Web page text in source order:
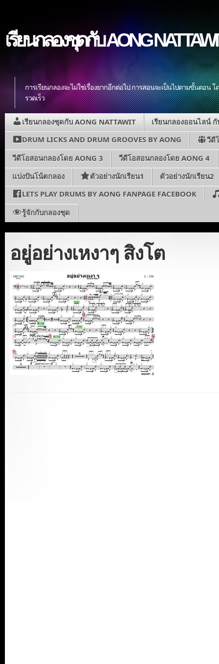
เรียนกลองชุดกับ AONG
การเรียนกลองจะไม่ใช่เรื่องยากอีกต่อไป การสอนจะเป็นไปตามขั้นตอน
รวดเร็ว
เรียนกลองชุดกับ AONG NATTAWIT
เรียนกลองออนไลน์
DRUM LICKS AND DRUM GROOVES BY AONG
วีดี
วีดีโอสอนกลองโดย AONG 3
วีดีโอสอนกลองโดย AONG 4
แบ่งปันโน้ตกลอง
ตัวอย่างนักเรียน1
ตัวอย่างนักเรียน2
LETS PLAY DRUMS BY AONG FANPAGE FACEBOOK
รู้จักกับกลองชุด
อยู่อย่างเหงาๆ สิงโต